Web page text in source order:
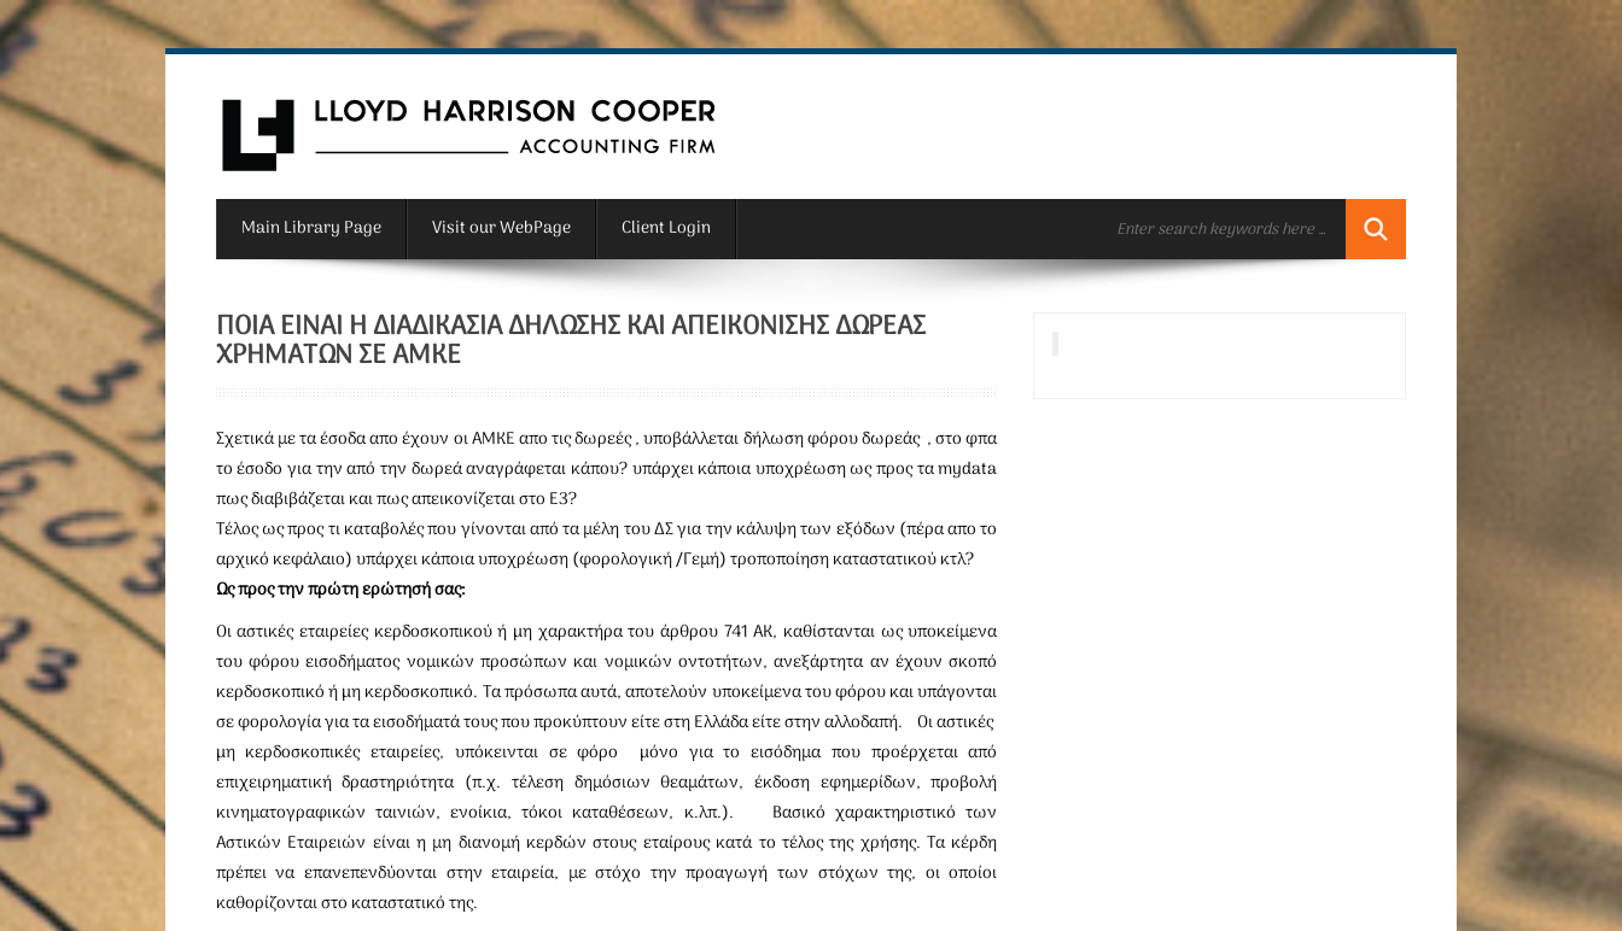
Main Library Page Visit our WebPage Client Login
ΠΟΙΑ ΕΊΝΑΙ Η ΔΙΑΔΙΚΑΣΊΑ ΔΉΛΩΣΗΣ ΚΑΙ ΑΠΕΙΚΌΝΙΣΗΣ ΔΩΡΕΆΣ
ΧΡΗΜΆΤΩΝ ΣΕ ΑΜΚΕ
Σχετικά με τα έσοδα απο έχουν οι ΑΜΚΕ απο τις δωρεές , υποβάλλεται δήλωση φόρου δωρεάς , στο φπα
το έσοδο για την από την δωρεά αναγράφεται κάπου? υπάρχει κάποια υποχρέωση ως προς τα mydata
πως διαβιβάζεται και πως απεικονίζεται στο Ε3?
Τέλος ως προς τι καταβολές που γίνονται από τα μέλη του ΔΣ για την κάλυψη των εξόδων (πέρα απο το
αρχικό κεφάλαιο) υπάρχει κάποια υποχρέωση (φορολογική /Γεμή) τροποποίηση καταστατικού κτλ?
Ως προς την πρώτη ερώτησή σας:
Οι αστικές εταιρείες κερδοσκοπικού ή µη χαρακτήρα του άρθρου 741 ΑΚ, καθίστανται ως υποκείμενα
του φόρου εισοδήματος νομικών προσώπων και νομικών οντοτήτων, ανεξάρτητα αν έχουν σκοπό
κερδοσκοπικό ή µη κερδοσκοπικό. Τα πρόσωπα αυτά, αποτελούν υποκείμενα του φόρου και υπάγονται
σε φορολογία για τα εισοδήματά τους που προκύπτουν είτε στη Ελλάδα είτε στην αλλοδαπή. Οι αστικές
µη κερδοσκοπικές εταιρείες, υπόκεινται σε φόρο µόνο για το εισόδημα που προέρχεται από
επιχειρηματική δραστηριότητα (π.χ. τέλεση δημόσιων θεαμάτων, έκδοση εφημερίδων, προβολή
κινηματογραφικών ταινιών, ενοίκια, τόκοι καταθέσεων, κ.λπ.). Βασικό χαρακτηριστικό των
Αστικών Εταιρειών είναι η μη διανομή κερδών στους εταίρους κατά το τέλος της χρήσης. Τα κέρδη
πρέπει να επανεπενδύονται στην εταιρεία, με στόχο την προαγωγή των στόχων της, οι οποίοι
καθορίζονται στο καταστατικό της.